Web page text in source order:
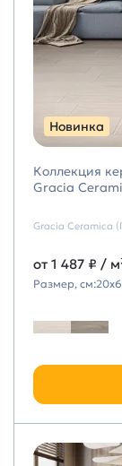
Новинка
Коллекция
Gracia
Gracia Ceramica
от 1 487 ₽ /
Размер, см: